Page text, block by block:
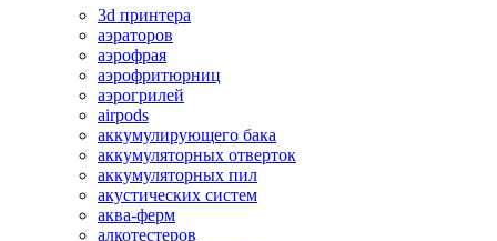
3d принтера
аэраторов
аэрофрая
аэрофритюрниц
аэрогрилей
airpods
аккумулирующего бака
аккумуляторных отверток
аккумуляторных пил
акустических систем
аква-ферм
алкотестеров